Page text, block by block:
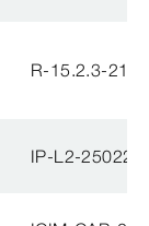
R-15.2.3-21-
IP-L2-